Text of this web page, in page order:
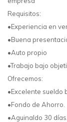
Requisitos:
•Experiencia en
•Buena
•Auto propio
•Trabajo bajo
Ofrecemos:
•Excelente sueldo
•Fondo de Ahorro.
•Aguinaldo 30